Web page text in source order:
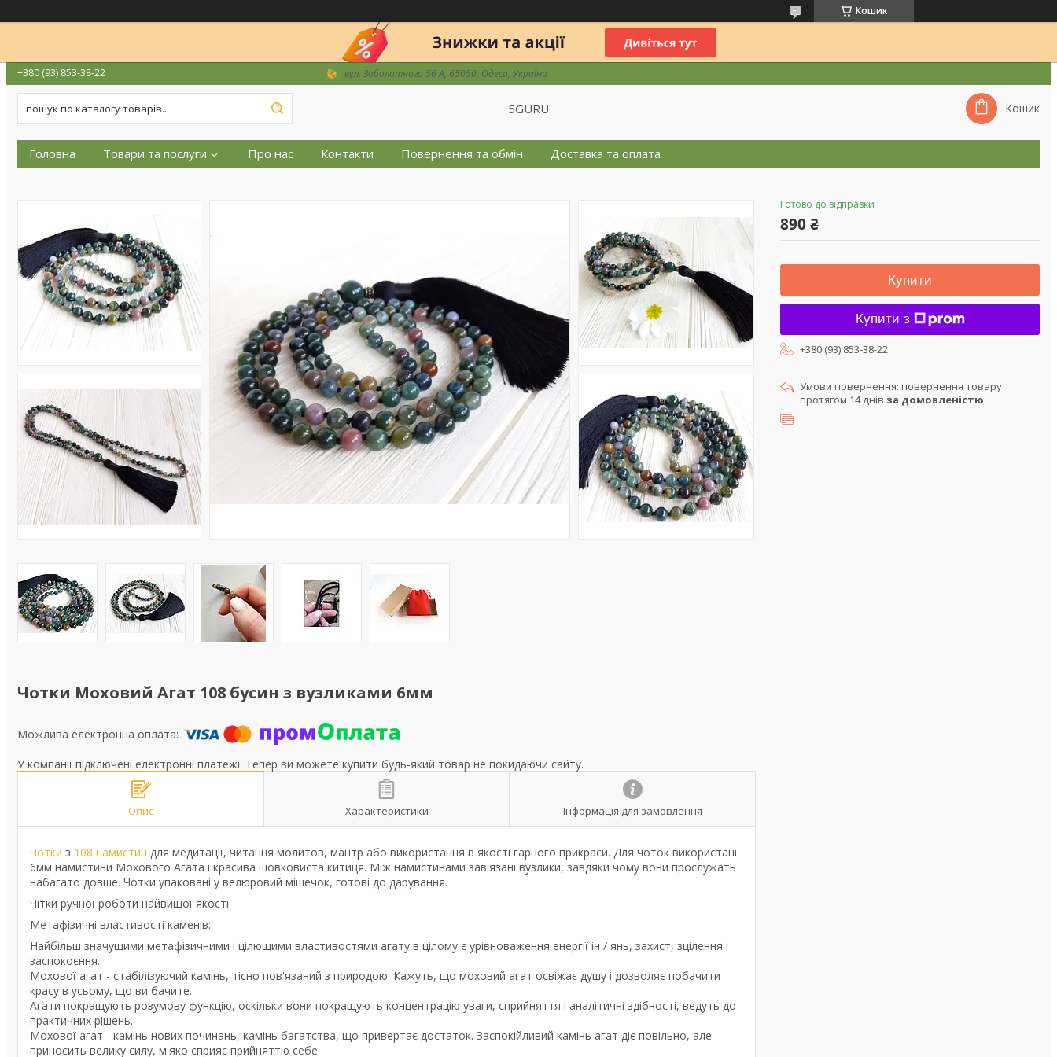
Кошик
+380 (93) 853-38-22 вул. Заболотного 56 А, 65050, Одеса, Україна
5GURU Кошик
Головна Товари та послуги Про нас Контакти Повернення та обмін Доставка та оплата
Чотки Моховий Агат 108 бусин з вузликами 6мм
У компанії підключені електронні платежі. Тепер ви можете купити будь-який товар не покидаючи сайту.
Опис Характеристики Інформація для замовлення
Чотки з 108 намистин для медитації, читання молитов, мантр або використання в якості гарного прикраси. Для чоток використані
6мм намистини Мохового Агата і красива шовковиста китиця. Між намистинами зав'язані вузлики, завдяки чому вони прослужать
набагато довше. Чотки упаковані у велюровий мішечок, готові до дарування.
Чітки ручної роботи найвищої якості.
Метафізичні властивості каменів:
Найбільш значущими метафізичними і цілющими властивостями агату в цілому є урівноваження енергії ін / янь, захист, зцілення і
заспокоєння.
Мохової агат - стабілізуючий камінь, тісно пов'язаний з природою. Кажуть, що моховий агат освіжає душу і дозволяє побачити
красу в усьому, що ви бачите.
Агати покращують розумову функцію, оскільки вони покращують концентрацію уваги, сприйняття і аналітичні здібності, ведуть до
практичних рішень.
Мохової агат - камінь нових починань, камінь багатства, що привертає достаток. Заспокійливий камінь агат діє повільно, але
приносить велику силу, м'яко сприяє прийняттю себе.
Готово до відправки
890 ₴
Купити
Купити з
+380 (93) 853-38-22
повернення товару
протягом 14 днів за домовленістю